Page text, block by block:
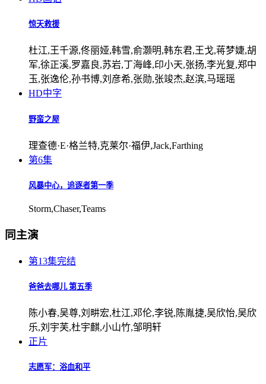
惊天救援
杜江,王千源,佟丽娅,韩雪,俞灏明,韩东君,王戈,蒋梦婕,胡
军,徐正溪,罗嘉良,苏岩,丁海峰,印小天,张扬,李光复,郑中
玉,张逸伦,孙书博,刘彦希,张勋,张竣杰,赵滨,马瑶瑶
HD中字
野蛮之屋
理查德·E·格兰特,克莱尔·福伊,Jack,Farthing
第6集
风暴中心，追逐者第一季
Storm,Chaser,Teams
同主演
第13集完结
爸爸去哪儿 第五季
陈小春,吴尊,刘畊宏,杜江,邓伦,李锐,陈胤捷,吴欣怡,吴欣
乐,刘宇芙,杜宇麒,小山竹,邹明轩
正片
志愿军：浴血和平